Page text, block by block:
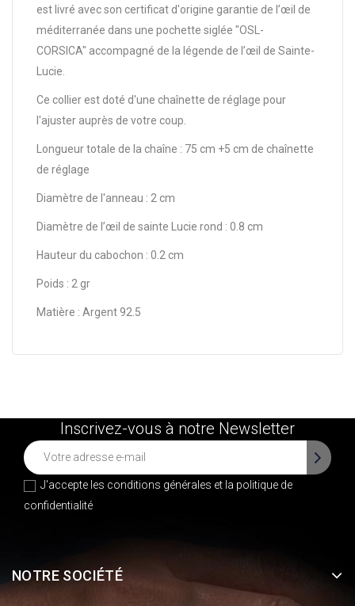
est livré avec son certificat d'origine garantie de l’œil de
méditerranée dans une pochette siglée "OSL-
CORSICA" accompagné de la légende de l’œil de Sainte-
Lucie.
Ce collier est doté d'une chaînette de réglage pour
l'ajuster auprès de votre coup.
Longueur totale de la chaîne : 75 cm +5 cm de chaînette
de réglage
Diamètre de l'anneau : 2 cm
Diamètre de l’œil de sainte Lucie rond : 0.8 cm
Hauteur du cabochon : 0.2 cm
Poids : 2 gr
Matière : Argent 92.5
Inscrivez-vous à notre Newsletter
J'accepte les conditions générales et la politique de
confidentialité
NOTRE SOCIÉTÉ